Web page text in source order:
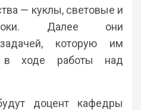
— куклы, световые и
Далее они
которую им
в ходе работы над
доцент кафедры